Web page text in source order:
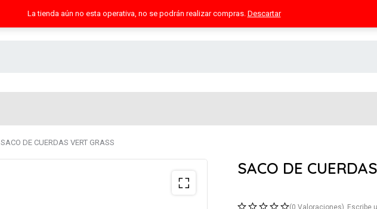
La tienda aún no esta operativa, no se podrán realizar compras. Descartar
SACO DE CUERDAS VERT GRASS
SACO DE
(0 Valoraciones) Escribe